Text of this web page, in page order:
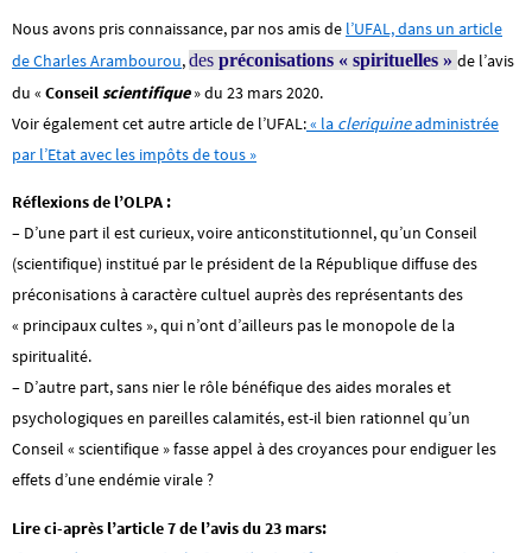
Nous avons pris connaissance, par nos amis de l’UFAL, dans un article
de Charles Arambourou,des préconisations « spirituelles » de l’avis
du « Conseilscientifique» du 23 mars 2020.
Voir également cet autre article de l’UFAL:« la cleriquineadministrée
par l’Etat avec les impôts de tous »
Réflexions de l’OLPA :
– D’une part il est curieux, voire anticonstitutionnel, qu’un Conseil
(scientifique) institué par le président de la République diffuse des
préconisations à caractère cultuel auprès des représentants des
« principaux cultes », qui n’ont d’ailleurs pas le monopole de la
spiritualité.
– D’autre part, sans nier le rôle bénéfique des aides morales et
psychologiques en pareilles calamités, est-il bien rationnel qu’un
Conseil « scientifique » fasse appel à des croyances pour endiguer les
effets d’une endémie virale ?
Lire ci-après l’article 7 de l’avis du 23 mars: